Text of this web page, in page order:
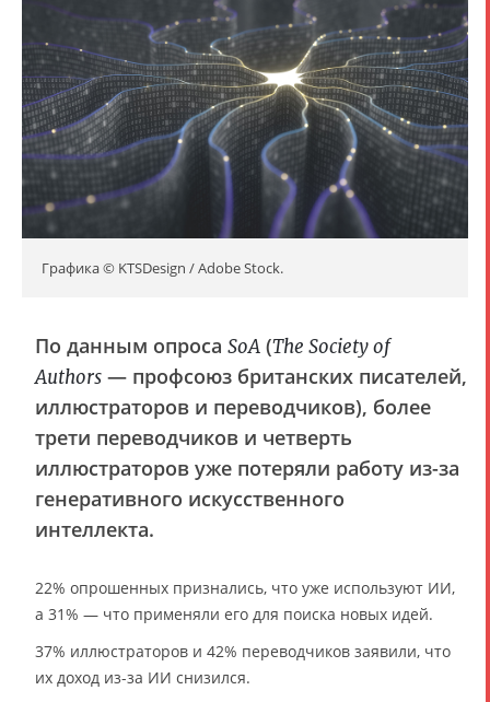
Графика © KTSDesign / Adobe Stock.
По данным опроса SoA (The Society of
Authors — профсоюз британских писателей,
иллюстраторов и переводчиков), более
трети переводчиков и четверть
иллюстраторов уже потеряли работу из-за
генеративного искусственного
интеллекта.
22% опрошенных признались, что уже используют ИИ,
а 31% — что применяли его для поиска новых идей.
37% иллюстраторов и 42% переводчиков заявили, что
их доход из-за ИИ снизился.